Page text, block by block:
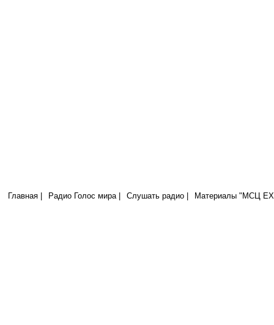
Главная | Радио Голос мира | Слушать радио | Материалы "МСЦ